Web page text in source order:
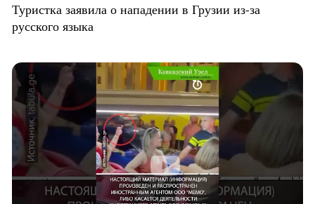
Туристка заявила о нападении в Грузии из-за
русского языка